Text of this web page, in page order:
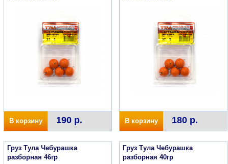
В корзину 190 р. В корзину 180 р.
Груз Тула Чебурашка
разборная 46гр
Груз Тула Чебурашка
разборная 40гр